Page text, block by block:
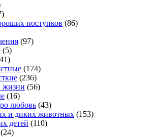
поступков (86)
(97)
(5)
(174)
(236)
жизни (56)
(16)
любовь (43)
и диких животных (153)
детей (110)
(24)